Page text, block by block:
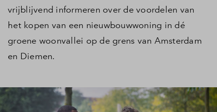
Inloggen
vrijblijvend informeren over de voordelen van
het kopen van een nieuwbouwwoning in dé
groene woonvallei op de grens van Amsterdam
en Diemen.